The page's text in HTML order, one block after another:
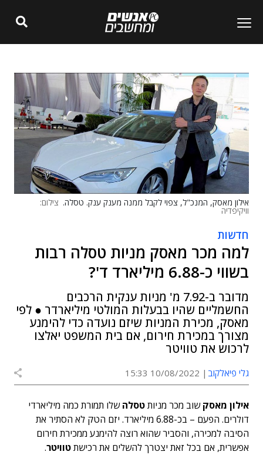
אילון מאסק, המנכ"ל, צפוי לקבל ממנה מענק ענק. טסלה. צילום:
וויקיפדיה
חדשות
למה מכר מאסק מניות טסלה רבות
בשווי כ-6.88 מיליארד ד'?
מדובר ב-7.92 מ' מניות ענקית הרכבים
החשמליים שהיו בבעלות המולטי מיליארדר ● לפי
מאסק, מכירת המניות שיזם נועדה כדי להימנע
מצורך במכירת חירום, אם בית המשפט יאלצו
לרכוש את טוויטר
גלי פיאלקוב 10/08/2022 15:33
אילון מאסקשוב מכר מניותטסלהשלו תמורת כמה מיליארדי
דולרים. הפעם – בכ-6.88 מיליארד. יזם הטק לא הסתיר את
הסיבה למכירה, והסביר שהוא רוצה להימנע ממכירת חירום
אפשרית, אם בכל זאת יצטרך להשלים את רכישתטוויטר.